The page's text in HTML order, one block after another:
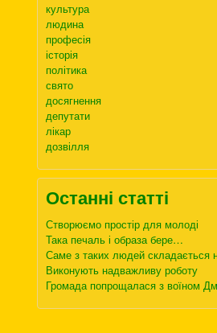
культура
людина
професія
історія
політика
свято
досягнення
депутати
лікар
дозвілля
Останні статті
Створюємо простір для молоді
Така печаль і образа бере…
Саме з таких людей складається
Виконують надважливу роботу
Громада попрощалася з воїном